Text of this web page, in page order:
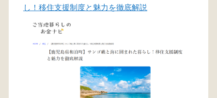
し！移住支援制度と魅力を徹底解説